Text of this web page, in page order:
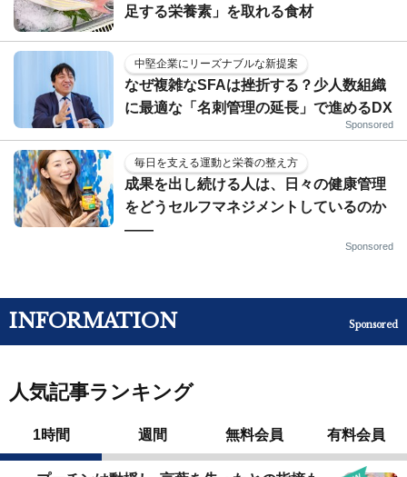
足する栄養素」を取れる食材
中堅企業にリーズナブルな新提案
なぜ複雑なSFAは挫折する？少人数組織
に最適な「名刺管理の延長」で進めるDX
Sponsored
毎日を支える運動と栄養の整え方
成果を出し続ける人は、日々の健康管理
をどうセルフマネジメントしているのか
——
Sponsored
INFORMATION Sponsored
人気記事ランキング
1時間 週間 無料会員 有料会員